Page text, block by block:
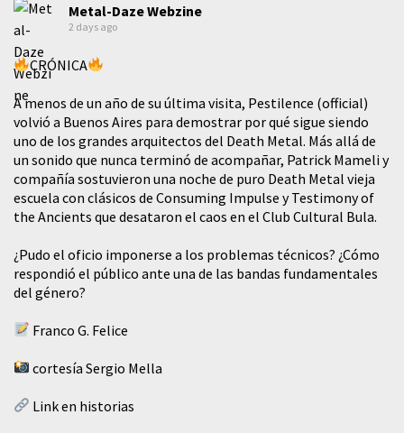
Metal-Daze Webzine
2 days ago
CRÓNICA
A menos de un año de su última visita, Pestilence (official)
volvió a Buenos Aires para demostrar por qué sigue siendo
uno de los grandes arquitectos del Death Metal. Más allá de
un sonido que nunca terminó de acompañar, Patrick Mameli y
compañía sostuvieron una noche de puro Death Metal vieja
escuela con clásicos de Consuming Impulse y Testimony of
the Ancients que desataron el caos en el Club Cultural Bula.
¿Pudo el oficio imponerse a los problemas técnicos? ¿Cómo
respondió el público ante una de las bandas fundamentales
del género?
Franco G. Felice
cortesía Sergio Mella
Link en historias